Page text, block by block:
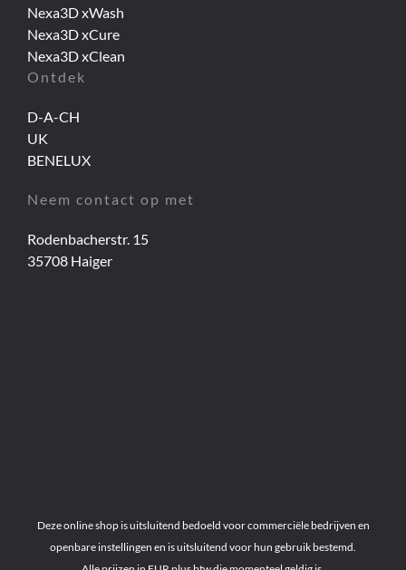
Nexa3D xWash
Nexa3D xCure
Nexa3D xClean
Ontdek
D-A-CH
UK
BENELUX
Neem contact op met
Rodenbacherstr. 15
35708 Haiger
Deze online shop is uitsluitend bedoeld voor commerciële bedrijven en
openbare instellingen en is uitsluitend voor hun gebruik bestemd.